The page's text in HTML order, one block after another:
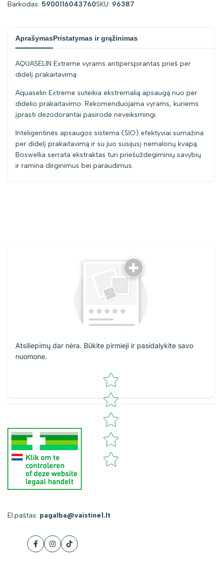
kiekį
prekei
}}"
kiekį
prekei
}}"
Barkodas: 5900116043760SKU: 96387
AprašymasPristatymas ir grąžinimas
AQUASELIN Extreme vyrams antiperspirantas prieš per
didelį prakaitavimą
Aquaselin Extreme suteikia ekstremalią apsaugą nuo per
didelio prakaitavimo. Rekomenduojama vyrams, kuriems
įprasti dezodorantai pasirodė neveiksmingi.
Inteligentinės apsaugos sistema (SIO) efektyviai sumažina
per didelį prakaitavimą ir su juo susijusį nemalonų kvapą.
Boswellia serrata ekstraktas turi priešuždegiminių savybių
ir ramina dirginimus bei paraudimus.
Atsiliepimų dar nėra. Būkite pirmieji ir pasidalykite savo
nuomone.
Star rating
El.paštas: pagalba@vaistine1.lt
Facebook
Instagram
Tiktok